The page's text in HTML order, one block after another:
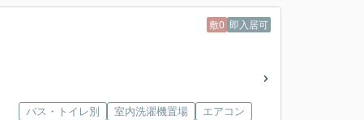
敷0 即入居可
バス・トイレ別 室内洗濯機置場
エアコン